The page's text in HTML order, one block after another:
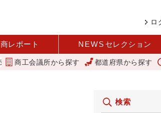
ロ
レポート NEWS セレクション
億円に 中企庁 「あったらいいね」を商品化
商工会議所から探す 都道府県から探す
検索